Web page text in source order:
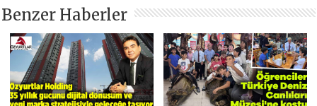
Benzer Haberler